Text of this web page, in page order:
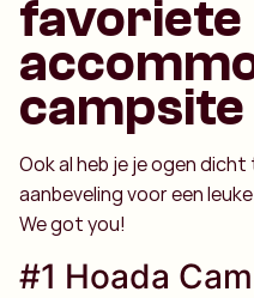
favoriete
campsite
Ook al heb je je ogen
aanbeveling voor een
We got you!
#1 Hoada